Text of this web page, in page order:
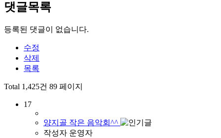
댓글목록
등록된 댓글이 없습니다.
수정
삭제
목록
Total 1,425건 89 페이지
17
양지골 작은 음악회^^
작성자 운영자